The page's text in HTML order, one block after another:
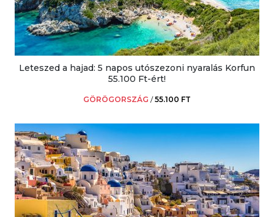
Leteszed a hajad: 5 napos utószezoni nyaralás Korfun
55.100 Ft-ért!
GÖRÖGORSZÁG /55.100 FT